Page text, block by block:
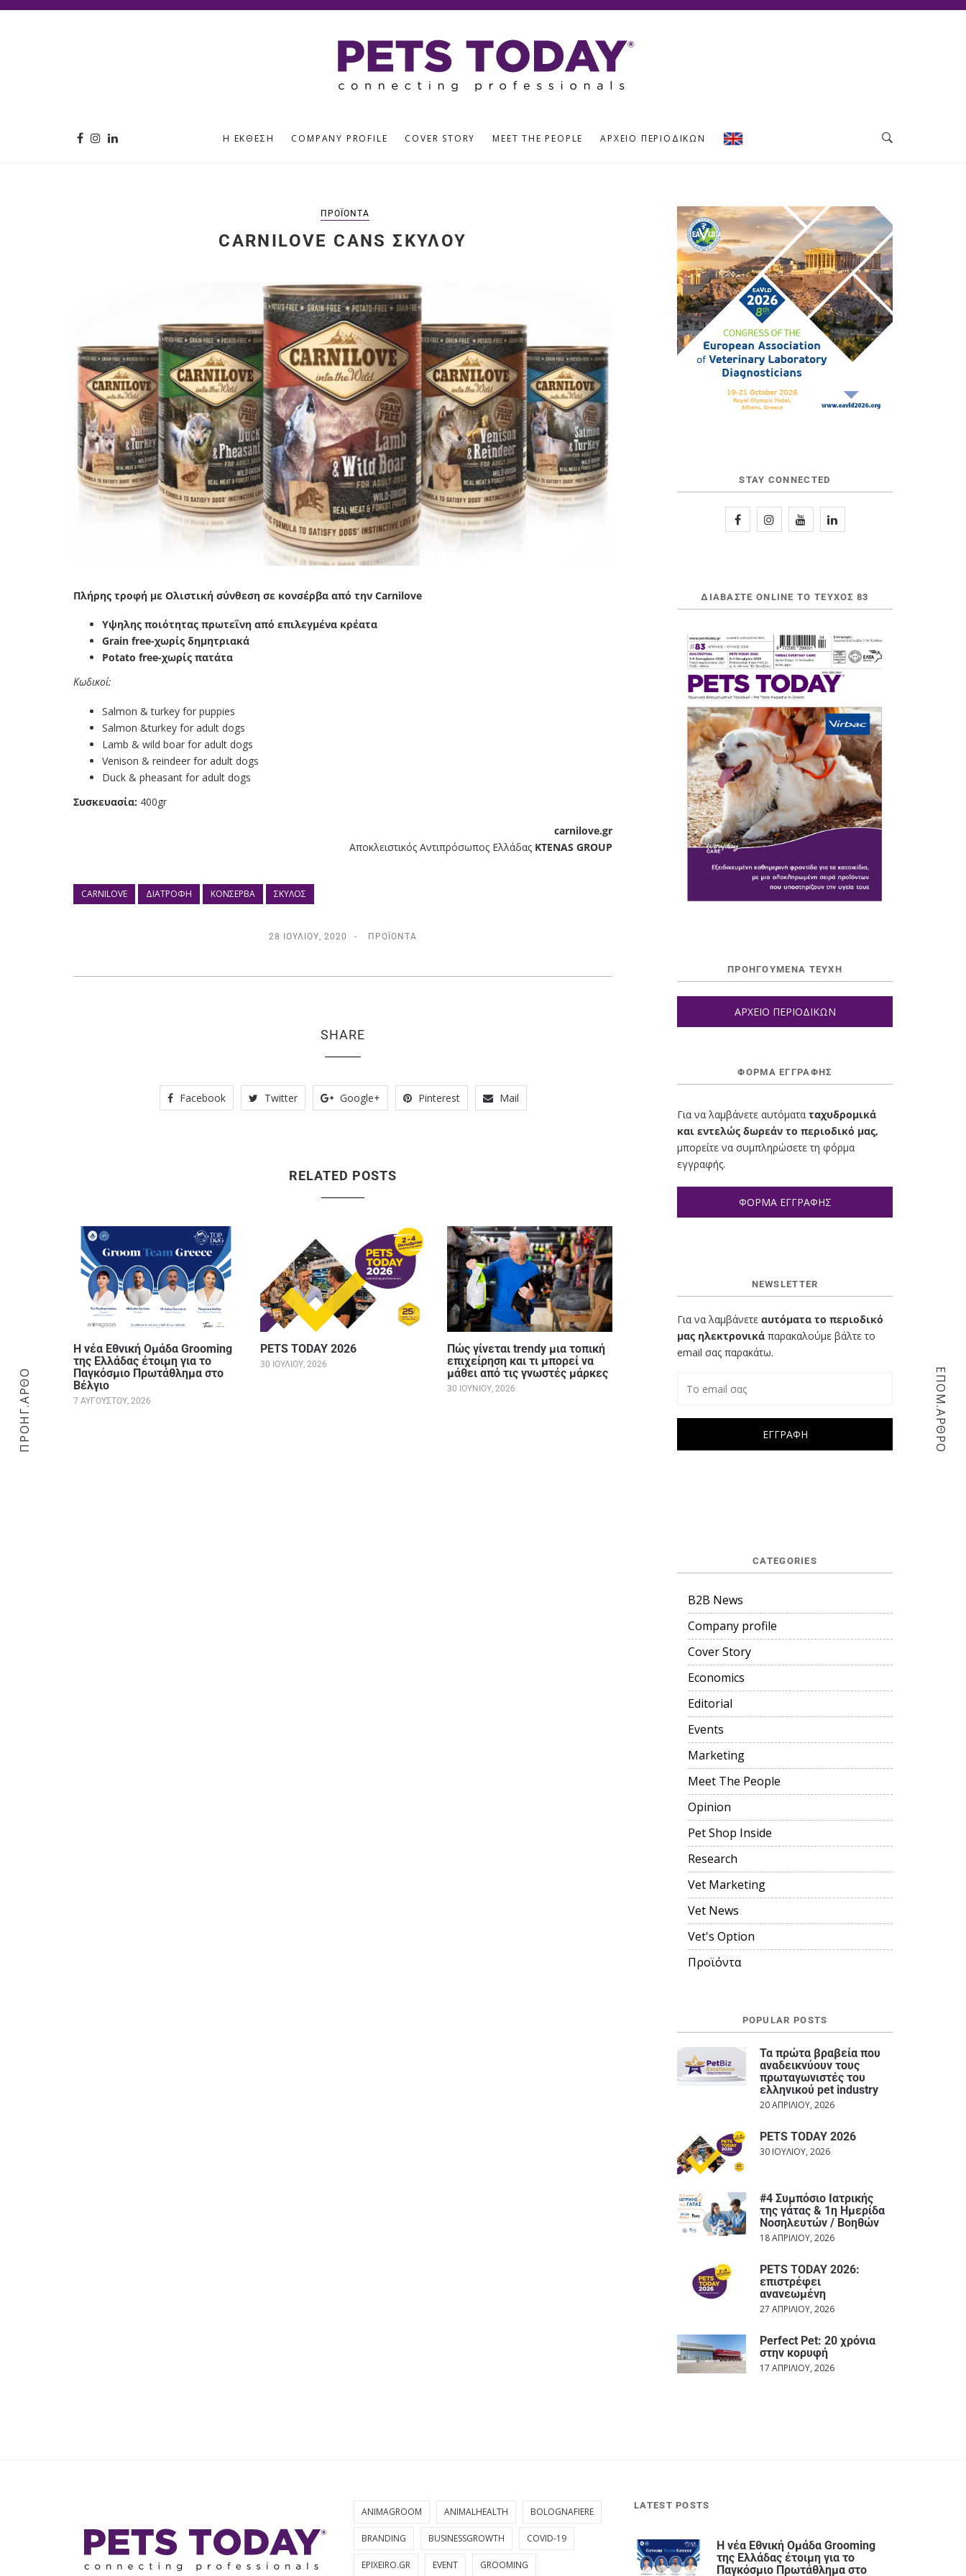
Η ΈΚΘΕΣΗ COMPANY PROFILE COVER STORY MEET THE PEOPLE ΑΡΧΕΊΟ ΠΕΡΙΟΔΙΚΏΝ
ΠΡΟΪΌΝΤΑ
CARNILOVE CANS ΣΚΎΛΟΥ
Πλήρης τροφή με Ολιστική σύνθεση σε κονσέρβα από την Carnilove
Υψηλης ποιότητας πρωτεΐνη από επιλεγμένα κρέατα
Grain free-χωρίς δημητριακά
Potato free-χωρίς πατάτα
Κωδικοί:
Salmon & turkey for puppies
Salmon &turkey for adult dogs
Lamb & wild boar for adult dogs
Venison & reindeer for adult dogs
Duck & pheasant for adult dogs
Συσκευασία: 400gr
carnilove.gr
Αποκλειστικός Αντιπρόσωπος Ελλάδας KTENAS GROUP
CARNILOVE ΔΙΑΤΡΟΦΉ ΚΟΝΣΈΡΒΑ ΣΚΎΛΟΣ
28 ΙΟΥΛΊΟΥ, 2020 ΠΡΟΪΌΝΤΑ
SHARE
Facebook Twitter Google+ Pinterest Mail
ΠΡΟΗΓ.ΑΡΘΟ ΕΠΟΜ.ΑΡΘΡΟ
RELATED POSTS
Η νέα Εθνική Ομάδα Grooming
της Ελλάδας έτοιμη για το
Παγκόσμιο Πρωτάθλημα στο
Βέλγιο
7 ΑΥΓΟΎΣΤΟΥ, 2026
PETS TODAY 2026
30 ΙΟΥΛΊΟΥ, 2026
Πώς γίνεται trendy μια τοπική
επιχείρηση και τι μπορεί να
μάθει από τις γνωστές μάρκες
30 ΙΟΥΝΊΟΥ, 2026
STAY CONNECTED
ΔΙΑΒΆΣΤΕ ONLINE ΤΟ ΤΕΎΧΟΣ 83
ΠΡΟΗΓΟΥΜΕΝΑ ΤΕΥΧΗ
ΑΡΧΕΙΟ ΠΕΡΙΟΔΙΚΩΝ
ΦΌΡΜΑ ΕΓΓΡΑΦΉΣ
Για να λαμβάνετε αυτόματα ταχυδρομικά
και εντελώς δωρεάν το περιοδικό μας,
μπορείτε να συμπληρώσετε τη φόρμα
εγγραφής.
ΦΟΡΜΑ ΕΓΓΡΑΦΗΣ
NEWSLETTER
Για να λαμβάνετε αυτόματα το περιοδικό
μας ηλεκτρονικά παρακαλούμε βάλτε το
email σας παρακάτω.
CATEGORIES
B2B News
Company profile
Cover Story
Economics
Editorial
Events
Marketing
Meet The People
Opinion
Pet Shop Inside
Research
Vet Marketing
Vet News
Vet's Option
Προϊόντα
POPULAR POSTS
Τα πρώτα βραβεία που
αναδεικνύουν τους
πρωταγωνιστές του
ελληνικού pet industry
20 ΑΠΡΙΛΊΟΥ, 2026
PETS TODAY 2026
30 ΙΟΥΛΊΟΥ, 2026
#4 Συμπόσιο Ιατρικής
της γάτας & 1η Ημερίδα
Νοσηλευτών / Βοηθών
18 ΑΠΡΙΛΊΟΥ, 2026
PETS TODAY 2026:
επιστρέφει
ανανεωμένη
27 ΑΠΡΙΛΊΟΥ, 2026
Perfect Pet: 20 χρόνια
στην κορυφή
17 ΑΠΡΙΛΊΟΥ, 2026
ANIMAGROOM ANIMALHEALTH BOLOGNAFIERE
BRANDING BUSINESSGROWTH COVID-19
EPIXEIRO.GR EVENT GROOMING
LATEST POSTS
Η νέα Εθνική Ομάδα Grooming
της Ελλάδας έτοιμη για το
Παγκόσμιο Πρωτάθλημα στο